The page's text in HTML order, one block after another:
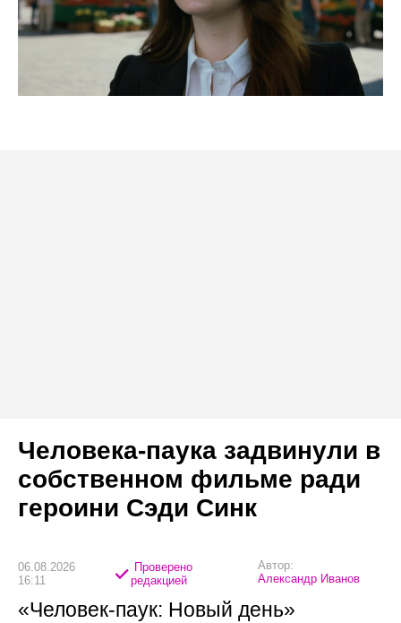
Человека-паука задвинули в
собственном фильме ради
героини Сэди Синк
06.08.2026
16:11
Проверено
редакцией
Автор:
Александр Иванов
«Человек-паук: Новый день»